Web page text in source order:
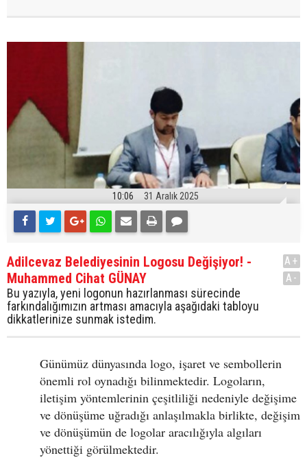
10:06 31 Aralık 2025
Adilcevaz Belediyesinin Logosu Değişiyor! -
Muhammed Cihat GÜNAY
Bu yazıyla, yeni logonun hazırlanması sürecinde
farkındalığımızın artması amacıyla aşağıdaki tabloyu
dikkatlerinize sunmak istedim.
A+
A-
Günümüz dünyasında logo, işaret ve sembollerin
önemli rol oynadığı bilinmektedir. Logoların,
iletişim yöntemlerinin çeşitliliği nedeniyle değişime
ve dönüşüme uğradığı anlaşılmakla birlikte, değişim
ve dönüşümün de logolar aracılığıyla algıları
yönettiği görülmektedir.